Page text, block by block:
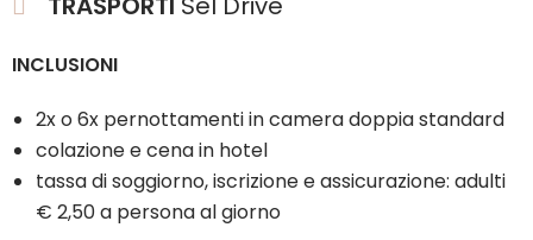
INCLUSIONI
2x o 6x pernottamenti in camera doppia standard
colazione e cena in hotel
tassa di soggiorno, iscrizione e assicurazione: adulti
€ 2,50 a persona al giorno